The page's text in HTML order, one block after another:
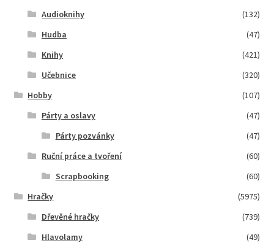
Audioknihy
(132)
Hudba
(47)
Knihy
(421)
Učebnice
(320)
Hobby
(107)
Párty a oslavy
(47)
Párty pozvánky
(47)
Ruční práce a tvoření
(60)
Scrapbooking
(60)
Hračky
(5975)
Dřevěné hračky
(739)
Hlavolamy
(49)